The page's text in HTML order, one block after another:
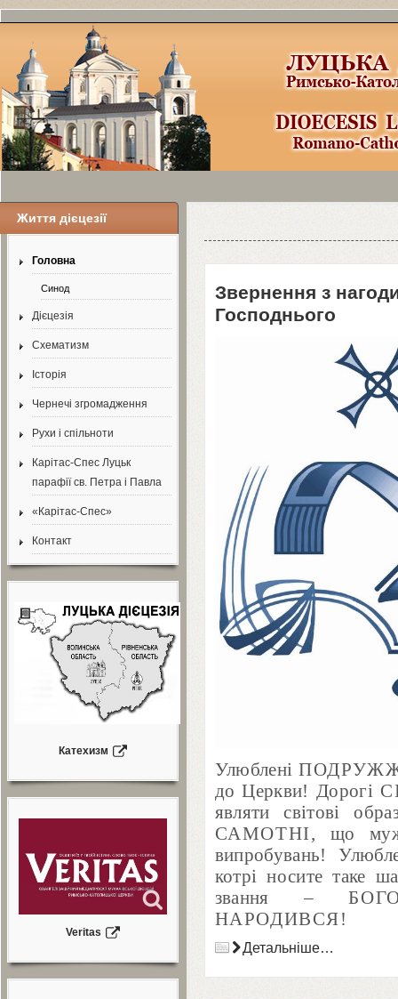
Життя дієцезії
Головна
Синод
Дієцезія
Схематизм
Історія
Чернечі згромадження
Рухи і спільноти
Карітас-Спес Луцьк
парафії св. Петра і Павла
«Карітас-Спес»
Контакт
Катехизм
Veritas
Звернення з
Господнього
Улюблені
до Церкви! Дорогі
являти світові
САМОТНІ, що
випробувань!
котрі носите таке
звання –
НАРОДИВСЯ!
Детальніше…